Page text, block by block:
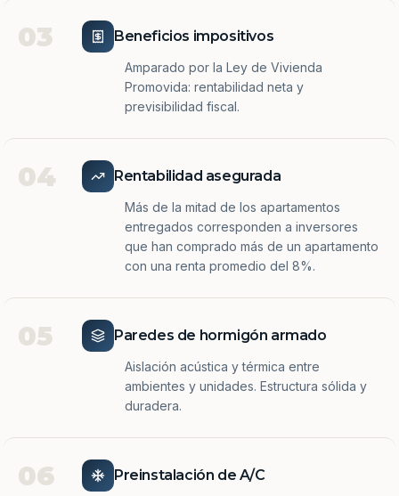
03 Beneficios impositivos
Amparado por la Ley de Vivienda
Promovida: rentabilidad neta y
previsibilidad fiscal.
04 Rentabilidad asegurada
Más de la mitad de los apartamentos
entregados corresponden a inversores
que han comprado más de un apartamento
con una renta promedio del 8%.
05 Paredes de hormigón armado
Aislación acústica y térmica entre
ambientes y unidades. Estructura sólida y
duradera.
06 Preinstalación de A/C